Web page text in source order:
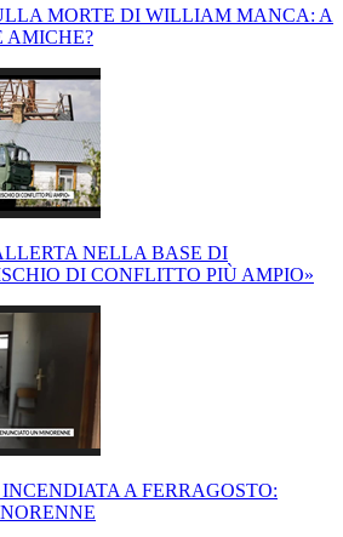
MORTE DI WILLIAM MANCA: A
AMICHE?
NELLA BASE DI
DI CONFLITTO PIÙ AMPIO»
A FERRAGOSTO: